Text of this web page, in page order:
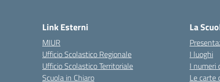
Link Esterni
MIUR
Ufficio Scolastico Regionale
Ufficio Scolastico Territoriale
Scuola in Chiaro
La
I luoghi
I numeri
Le carte